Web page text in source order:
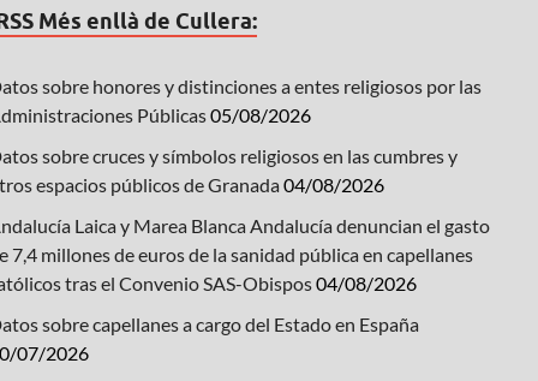
Més enllà de Cullera:
sobre honores y distinciones a entes religiosos por las
Públicas05/08/2026
sobre cruces y símbolos religiosos en las cumbres y
espacios públicos de Granada04/08/2026
Laica y Marea Blanca Andalucía denuncian el gasto
7,4 millones de euros de la sanidad pública en capellanes
tras el Convenio SAS-Obispos04/08/2026
sobre capellanes a cargo del Estado en España
07/2026